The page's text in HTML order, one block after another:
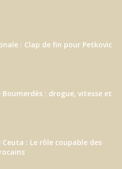
: Clap de fin pour Petkovic
Boumerdès : drogue, vitesse et
: Le rôle coupable des